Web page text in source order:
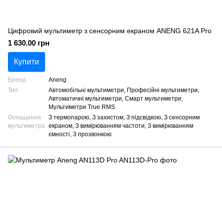
Цифровий мультиметр з сенсорним екраном ANENG 621A Pro
1 630.00 грн
Купити
Бренд
Aneng
Тип
Автомобільні мультиметри, Професійні мультиметри,
Автоматичні мультиметри, Смарт мультиметри,
Мультиметри True RMS
Оснащення
мультиметра
З термопарою, З захистом, З підсвідкою, З сенсорним
екраном, З вимірюванням частоти, З вимірюванням
ємності, З прозвонкою